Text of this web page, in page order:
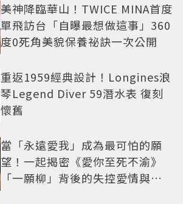
美神降臨華山！TWICE MINA首度
單飛訪台「自曝最想做這事」360
度0死角美貌保養祕訣一次公開
重返1959經典設計！Longines浪
琴Legend Diver 59潛水表 復刻
懷舊
當「永遠愛我」成為最可怕的願
望！一起揭密《愛你至死不渝》
「一願柳」背後的失控愛情與爆